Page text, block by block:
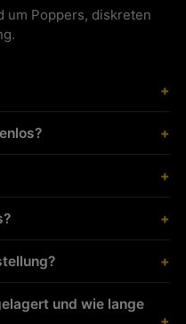
um Poppers, diskreten
und wie lange